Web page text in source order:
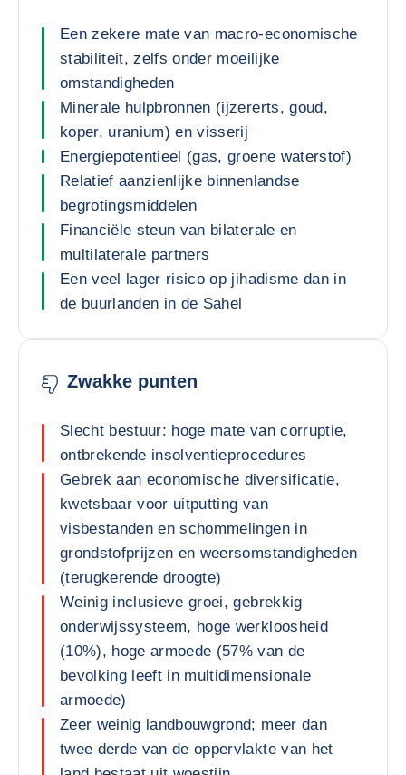
Een zekere mate van macro-economische
stabiliteit, zelfs onder moeilijke
omstandigheden
Minerale hulpbronnen (ijzererts, goud,
koper, uranium) en visserij
Energiepotentieel (gas, groene waterstof)
Relatief aanzienlijke binnenlandse
begrotingsmiddelen
Financiële steun van bilaterale en
multilaterale partners
Een veel lager risico op jihadisme dan in
de buurlanden in de Sahel
Zwakke punten
Slecht bestuur: hoge mate van corruptie,
ontbrekende insolventieprocedures
Gebrek aan economische diversificatie,
kwetsbaar voor uitputting van
visbestanden en schommelingen in
grondstofprijzen en weersomstandigheden
(terugkerende droogte)
Weinig inclusieve groei, gebrekkig
onderwijssysteem, hoge werkloosheid
(10%), hoge armoede (57% van de
bevolking leeft in multidimensionale
armoede)
Zeer weinig landbouwgrond; meer dan
twee derde van de oppervlakte van het